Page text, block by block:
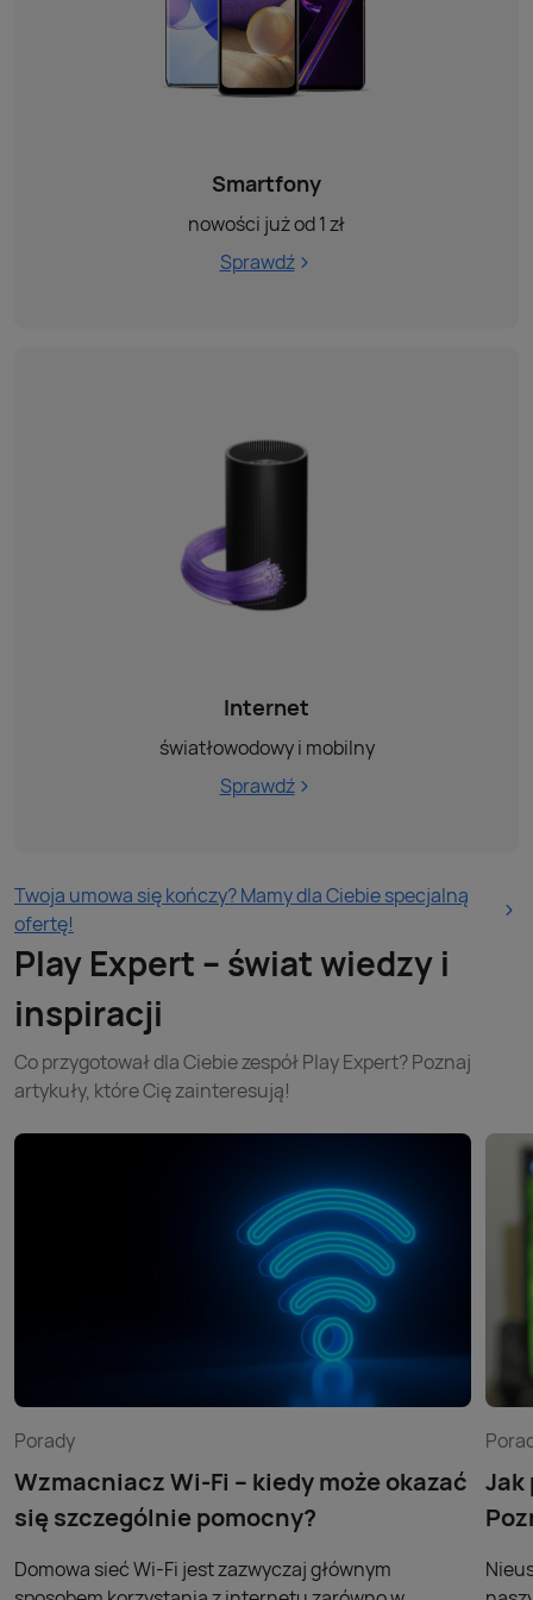
Smartfony
nowości już od 1 zł
Sprawdź
Internet
światłowodowy i mobilny
Sprawdź
Twoja umowa się kończy? Mamy dla Ciebie specjalną
ofertę!
Play Expert – świat wiedzy i
inspiracji
Co przygotował dla Ciebie zespół Play Expert? Poznaj
artykuły, które Cię zainteresują!
Porady
Wzmacniacz Wi-Fi – kiedy może okazać
się szczególnie pomocny?
Domowa sieć Wi-Fi jest zazwyczaj głównym
Jak